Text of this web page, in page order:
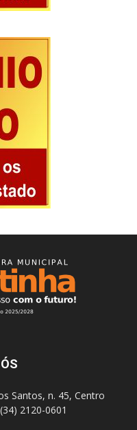
Santos, n. 45, Centro
2120-0601